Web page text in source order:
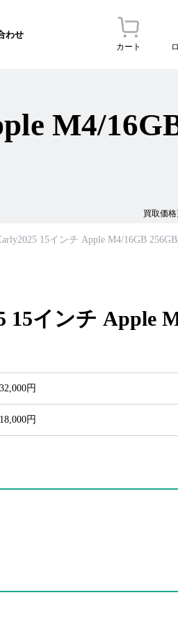
わせ
カート
買取価
M4/
15インチ Apple M4/16GB
15インチ Apple
円
円